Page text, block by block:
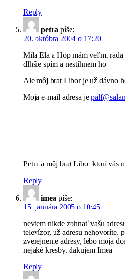
Reply
petra píše:
20. októbra 2004 o 17:20
Milá Ela a Hop mám veľmi rada
dlhšie spím a nestíhnem ho.
Ale môj brat Libor je už dávno
Moja e-mail adresa je
Petra a môj brat Libor ktorí vás
Reply
imea píše:
15. januára 2005 o 10:45
neviem nikde zohnať vašu
televízor, už adresu nehovoríte.
zverejnenie adresy, lebo moja
nejaké kresby. dakujem Imea
Reply